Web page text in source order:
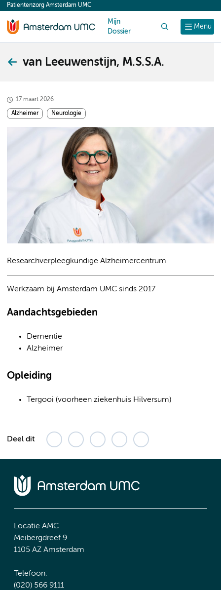
content
Menu
Patiëntenzorg Amsterdam UMC
Mijn
Dossier
van Leeuwenstijn, M.S.S.A.
17 maart 2026
Alzheimer Neurologie
Researchverpleegkundige Alzheimercentrum
Werkzaam bij Amsterdam UMC sinds 2017
Aandachtsgebieden
Dementie
Alzheimer
Opleiding
Tergooi (voorheen ziekenhuis Hilversum)
Deel dit
Locatie AMC
Meibergdreef 9
1105 AZ Amsterdam
Telefoon:
(020) 566 9111